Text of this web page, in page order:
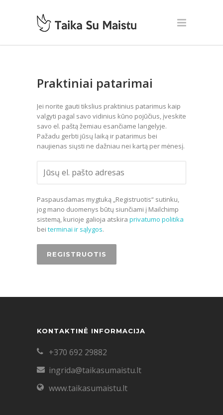
Praktiniai patarimai
Jei norite gauti tikslius praktinius patarimus kaip
valgyti pagal savo vidinius kūno pojūčius, įveskite
savo el. paštą žemiau esančiame langelyje.
Pažadu gerbti jūsų laiką ir patarimus bei
naujienas siųsti ne dažniau nei kartą per mėnesį.
Paspausdamas mygtuką „Registruotis“ sutinku,
jog mano duomenys būtų siunčiami į Mailchimp
sistemą, kurioje galioja atskira privatumo politika
bei terminai ir sąlygos.
KONTAKTINĖ INFORMACIJA
+370 692 29882
ingrida@taikasumaistu.lt
www.taikasumaistu.lt